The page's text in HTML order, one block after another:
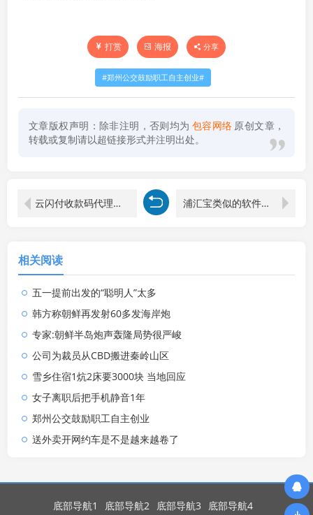
打赏 海报 分享
郑州公交鼓励职工自主创业
文章版权声明：除非注明，否则均为 包容网络 原创文章，
转载或复制请以超链接形式并注明出处。
云闪付收款码代理分润，2024最新加盟政策来袭！ 浦汇宝类似的软件，这个软件非常靠谱！
相关阅读
五一提前出发的“聪明人”太多
韩方称朝鲜再发射60多发海岸炮
专家:朝鲜半岛炮声轰隆局势很严峻
公司为裁员从CBD搬进秦岭山区
雪乡住宿1炕2床要3000块 当地回应
女子离职后把手机静音1年
郑州公交鼓励职工自主创业
送外卖开网约车是不是越来越卷了
底部导航1 底部导航2 底部导航3 底部导航4